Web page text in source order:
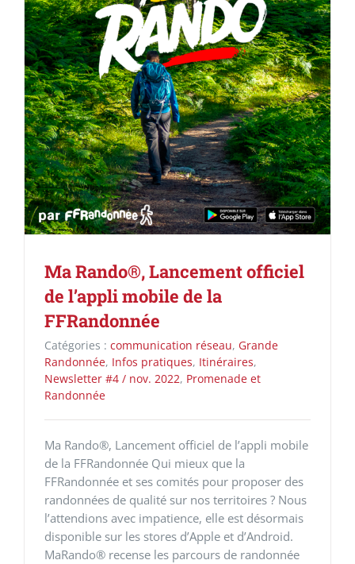
Ma Rando®, Lancement officiel
de l’appli mobile de la
FFRandonnée
Catégories : communication réseau, Grande
Randonnée, Infos pratiques, Itinéraires,
Newsletter #4 / nov. 2022, Promenade et
Randonnée
Ma Rando®, Lancement officiel de l’appli mobile
de la FFRandonnée Qui mieux que la
FFRandonnée et ses comités pour proposer des
randonnées de qualité sur nos territoires ? Nous
l’attendions avec impatience, elle est désormais
disponible sur les stores d’Apple et d’Android.
MaRando® recense les parcours de randonnée